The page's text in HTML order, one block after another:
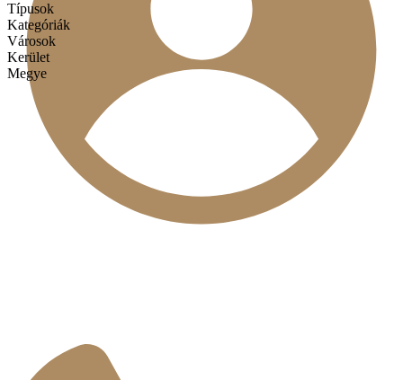
Típusok
Kategóriák
Városok
Kerület
Megye